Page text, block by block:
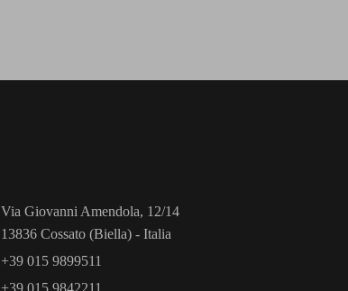
Via Giovanni Amendola, 12/14
13836 Cossato (Biella) - Italia
+39 015 9899511
+39 015 9842211